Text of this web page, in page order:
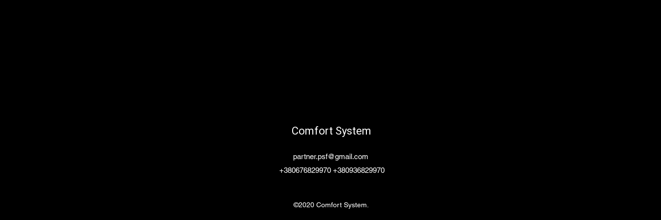
Comfort System
partner.psf@gmail.com
+380676829970 +380936829970
©2020 Comfort System.